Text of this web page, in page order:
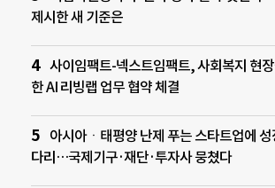
제시한 새 기준은
사이임팩트-넥스트임팩트, 사회복지 현
한 AI 리빙랩 업무 협약 체결
아시아ㆍ태평양 난제 푸는 스타트업에 성
다리…국제기구·재단·투자사 뭉쳤다